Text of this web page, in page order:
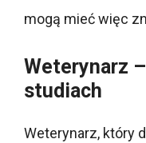
mogą mieć więc
Weterynarz
studiach
Weterynarz, który